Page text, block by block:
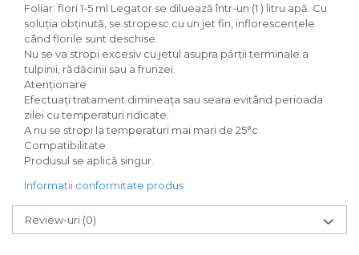
Foliar: flori 1-5 ml Legator se diluează într-un (1 ) litru apă. Cu
soluţia obţinută, se stropesc cu un jet fin, inflorescenţele
când florile sunt deschise.
Nu se va stropi excesiv cu jetul asupra părţii terminale a
tulpinii, rădăcinii sau a frunzei.
Atenţionare
Efectuaţi tratament dimineaţa sau seara evitând perioada
zilei cu temperaturi ridicate.
A nu se stropi la temperaturi mai mari de 25°c.
Compatibilitate
Produsul se aplică singur.
Informatii conformitate produs
Review-uri (0)